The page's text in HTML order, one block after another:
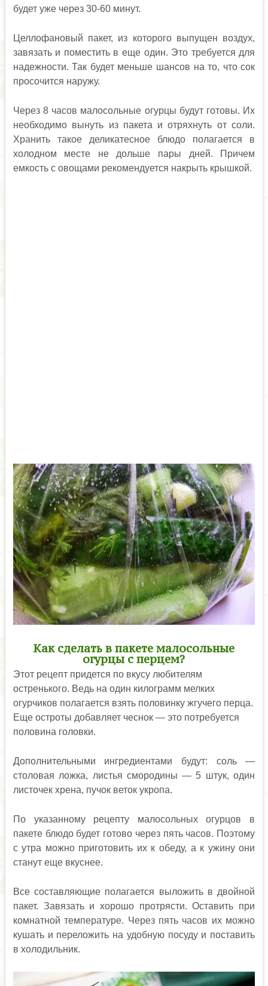
будет уже через 30-60 минут.
Целлофановый пакет, из которого выпущен воздух,
завязать и поместить в еще один. Это требуется для
надежности. Так будет меньше шансов на то, что сок
просочится наружу.
Через 8 часов малосольные огурцы будут готовы. Их
необходимо вынуть из пакета и отряхнуть от соли.
Хранить такое деликатесное блюдо полагается в
холодном месте не дольше пары дней. Причем
емкость с овощами рекомендуется накрыть крышкой.
Как сделать в пакете малосольные
огурцы с перцем?
Этот рецепт придется по вкусу любителям
остренького. Ведь на один килограмм мелких
огурчиков полагается взять половинку жгучего перца.
Еще остроты добавляет чеснок — это потребуется
половина головки.
Дополнительными ингредиентами будут: соль —
столовая ложка, листья смородины — 5 штук, один
листочек хрена, пучок веток укропа.
По указанному рецепту малосольных огурцов в
пакете блюдо будет готово через пять часов. Поэтому
с утра можно приготовить их к обеду, а к ужину они
станут еще вкуснее.
Все составляющие полагается выложить в двойной
пакет. Завязать и хорошо протрясти. Оставить при
комнатной температуре. Через пять часов их можно
кушать и переложить на удобную посуду и поставить
в холодильник.